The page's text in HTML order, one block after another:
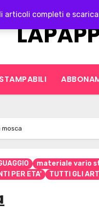
articoli completi e
mosca
materiale vario
PER ETA'
TUTTI GLI